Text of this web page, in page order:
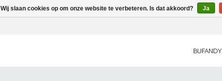
BUFANDY
Wij slaan cookies op om onze website te verbeteren. Is dat akkoord? Ja